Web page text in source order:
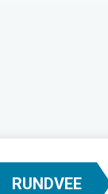
RUNDVEE